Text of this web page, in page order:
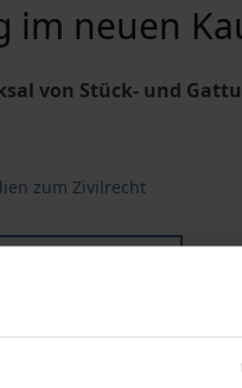
im neuen
von Stück- und
zum Zivilrecht